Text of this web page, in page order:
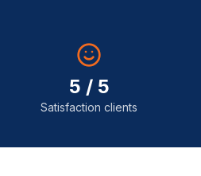
5 / 5
Satisfaction clients